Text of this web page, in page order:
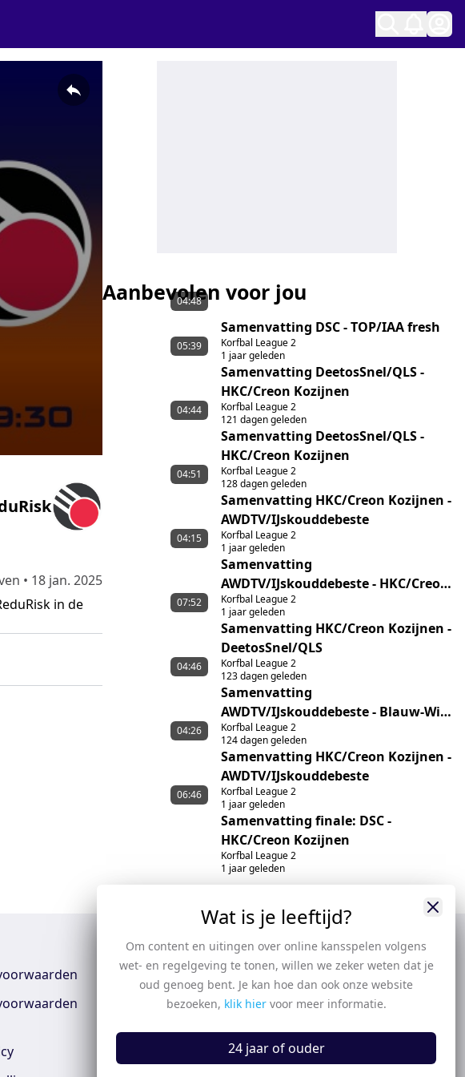
• 18 jan. 2025
in de
Aanbevolen voor jou
04:48
Samenvatting DSC - TOP/IAA fresh
Korfbal League 2
1 jaar geleden
05:39
Samenvatting DeetosSnel/QLS -
HKC/Creon Kozijnen
Korfbal League 2
121 dagen geleden
04:44
Samenvatting DeetosSnel/QLS -
HKC/Creon Kozijnen
Korfbal League 2
128 dagen geleden
04:51
Samenvatting HKC/Creon Kozijnen -
AWDTV/IJskouddebeste
Korfbal League 2
1 jaar geleden
04:15
Samenvatting
AWDTV/IJskouddebeste - HKC/Creon
Kozijnen
Korfbal League 2
1 jaar geleden
07:52
Samenvatting HKC/Creon Kozijnen -
DeetosSnel/QLS
Korfbal League 2
123 dagen geleden
04:46
Samenvatting
AWDTV/IJskouddebeste - Blauw-Wit
(A)
Korfbal League 2
124 dagen geleden
04:26
Samenvatting HKC/Creon Kozijnen -
AWDTV/IJskouddebeste
Korfbal League 2
1 jaar geleden
06:46
Samenvatting finale: DSC -
HKC/Creon Kozijnen
Korfbal League 2
1 jaar geleden
Wat is je leeftijd?
Om content en uitingen over online kansspelen volgens
wet- en regelgeving te tonen, willen we zeker weten dat je
oud genoeg bent. Je kan hoe dan ook onze website
bezoeken, klik hier voor meer informatie.
24 jaar of ouder